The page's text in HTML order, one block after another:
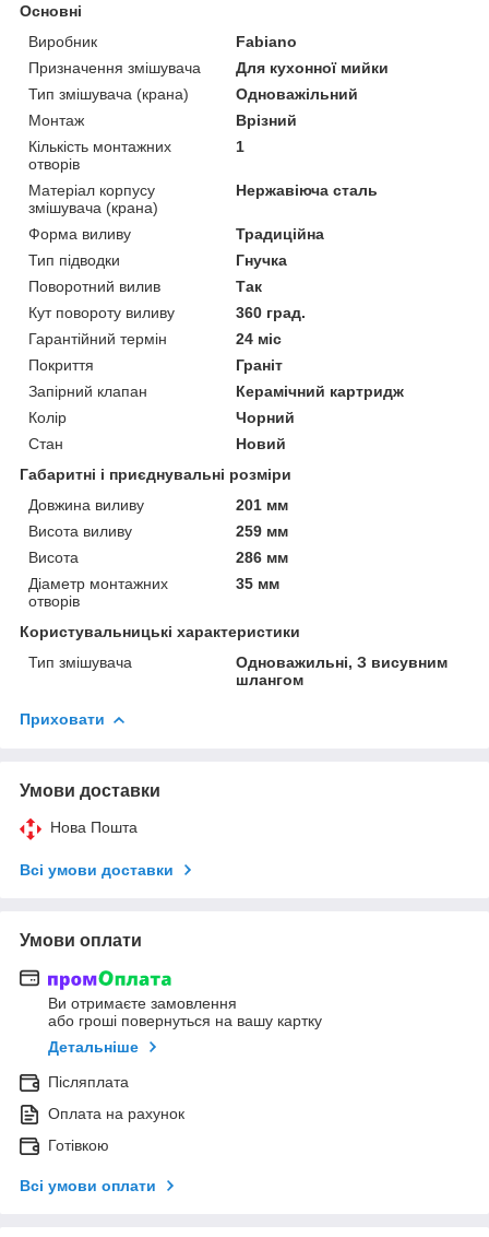
Основні
Виробник
Fabiano
Призначення змішувача
Для кухонної мийки
Тип змішувача (крана)
Одноважільний
Монтаж
Врізний
Кількість монтажних
отворів
1
Матеріал корпусу
змішувача (крана)
Нержавіюча сталь
Форма виливу
Традиційна
Тип підводки
Гнучка
Поворотний вилив
Так
Кут повороту виливу
360 град.
Гарантійний термін
24 міс
Покриття
Граніт
Запірний клапан
Керамічний картридж
Колір
Чорний
Стан
Новий
Габаритні і приєднувальні розміри
Довжина виливу
201 мм
Висота виливу
259 мм
Висота
286 мм
Діаметр монтажних
отворів
35 мм
Користувальницькі характеристики
Тип змішувача
Одноважильні, З висувним
шлангом
Приховати
Умови доставки
Нова Пошта
Всі умови доставки
Умови оплати
Ви отримаєте замовлення
або гроші повернуться на вашу картку
Детальніше
Післяплата
Оплата на рахунок
Готівкою
Всі умови оплати